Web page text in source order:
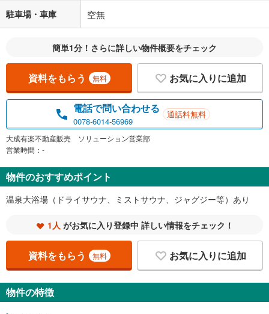
駐車場・車庫 空無
簡単1分！さらに詳しい物件概要をチェック
資料をもらう 無料 お気に入りに追加
電話で問い合わせる
0078-6014-56969
通話料無料
大成有楽不動産販売 ソリューション営業部
営業時間：-
物件のおすすめポイント
温泉大浴場（ドライサウナ、ミストサウナ、ジャグジー等）あり
1人 がお気に入り登録中 詳しい情報をチェック！
資料をもらう 無料 お気に入りに追加
物件の特徴